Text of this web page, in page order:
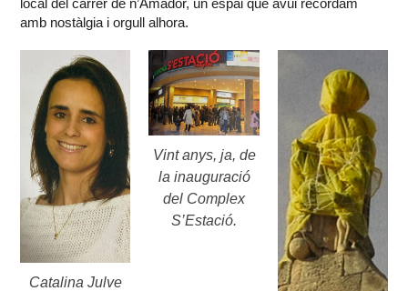
amb nostàlgia i orgull alhora.
Catalina Julve
Vint anys, ja, de
la inauguració
del Complex
S’Estació.